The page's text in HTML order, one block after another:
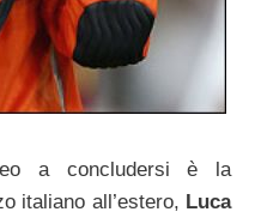
a concludersi è la
italiano all’estero, Luca